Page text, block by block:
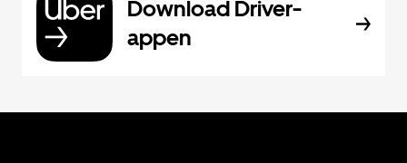
Download Driver-
appen